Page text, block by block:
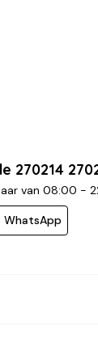
270214
van 08:00 -
WhatsApp